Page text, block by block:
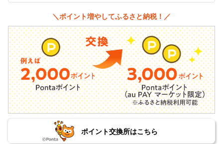
＼ポイント増やしてふるさと納税！／
ポイント交換所はこちら